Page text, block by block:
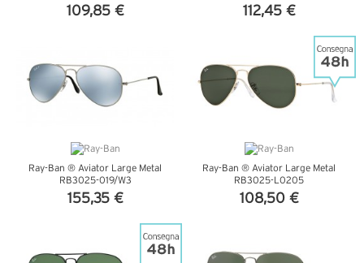
109,85 €
112,45 €
Ray-Ban ® Aviator Large Metal
RB3025-019/W3
155,35 €
Ray-Ban ® Aviator Large Metal
RB3025-L0205
108,50 €